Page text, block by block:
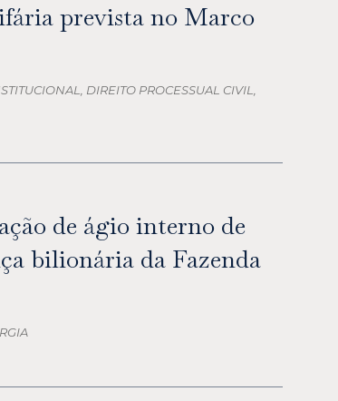
prevista no Marco
DIREITO PROCESSUAL CIVIL,
de ágio interno de
bilionária da Fazenda